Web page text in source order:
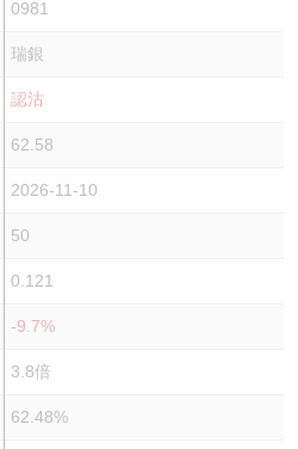
0981
瑞銀
認沽
62.58
2026-11-10
50
0.121
-9.7%
3.8倍
62.48%